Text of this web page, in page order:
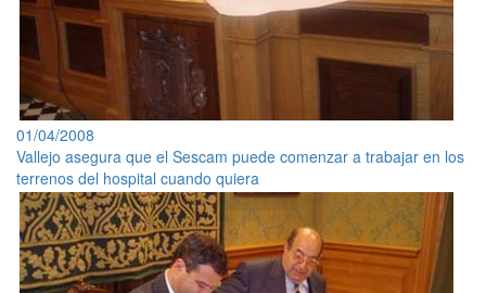
01/04/2008
Vallejo asegura que el Sescam puede comenzar a trabajar en los
terrenos del hospital cuando quiera